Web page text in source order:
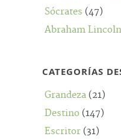
Sócrates (47)
Abraham Lincoln
CATEGORÍAS
Grandeza (21)
Destino (147)
Escritor (31)